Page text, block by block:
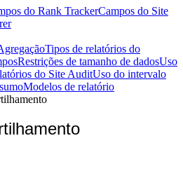
do Rank TrackerCampos do Site
Tipos de relatórios do
Restrições de tamanho de dadosUso
do Site AuditUso do intervalo
Modelos de relatório